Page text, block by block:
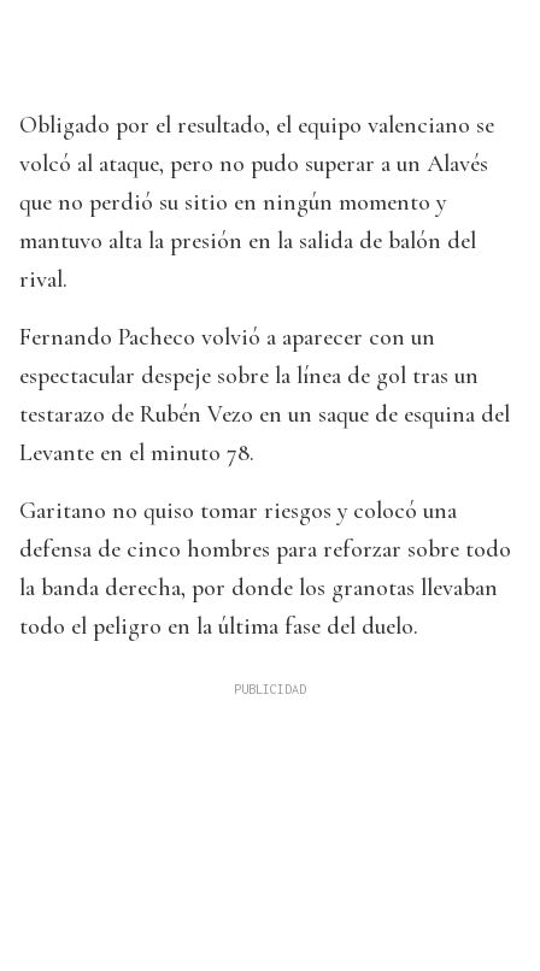
Obligado por el resultado, el equipo valenciano se
volcó al ataque, pero no pudo superar a un Alavés
que no perdió su sitio en ningún momento y
mantuvo alta la presión en la salida de balón del
rival.
Fernando Pacheco volvió a aparecer con un
espectacular despeje sobre la línea de gol tras un
testarazo de Rubén Vezo en un saque de esquina del
Levante en el minuto 78.
Garitano no quiso tomar riesgos y colocó una
defensa de cinco hombres para reforzar sobre todo
la banda derecha, por donde los granotas llevaban
todo el peligro en la última fase del duelo.